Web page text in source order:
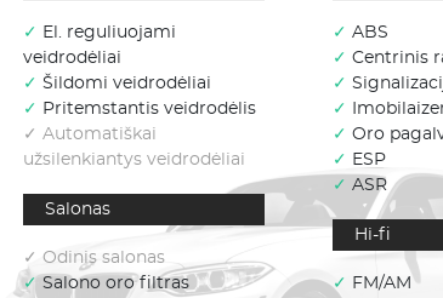
✓ El. reguliuojami
veidrodėliai
✓ Šildomi veidrodėliai
✓ Pritemstantis veidrodėlis
✓ Automatiškai
užsilenkiantys veidrodėliai
Salonas
✓ Odinis salonas
✓ Salono oro filtras
✓ ABS
✓ Centrinis
✓
✓
✓ Oro
✓ ESP
✓ ASR
Hi-fi
✓ FM/AM